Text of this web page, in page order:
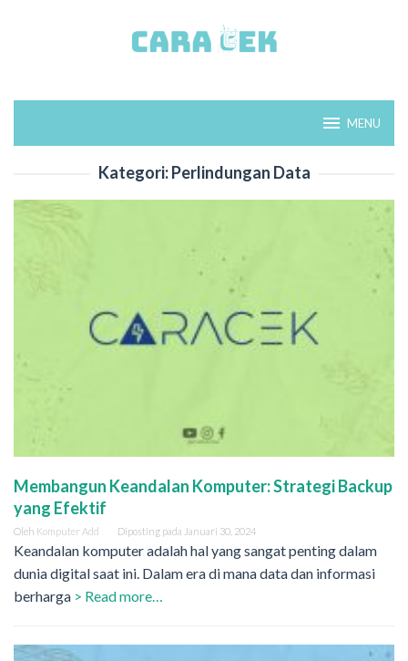
MENU
Kategori:Perlindungan Data
Membangun Keandalan Komputer: Strategi Backup
yang Efektif
Oleh Komputer Add Diposting pada Januari 30, 2024
Keandalan komputer adalah hal yang sangat penting dalam
dunia digital saat ini. Dalam era di mana data dan informasi
berharga > Read more…